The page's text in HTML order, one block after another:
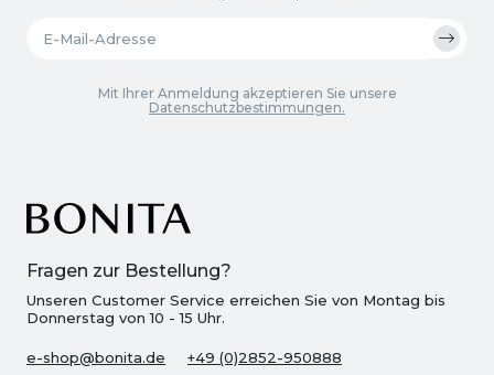
Fragen zur Bestellung?
Unseren Customer Service erreichen Sie von Montag bis
Donnerstag von 10 - 15 Uhr.
e-shop@bonita.de +49 (0)2852-950888
Mit Ihrer Anmeldung akzeptieren Sie unsere
Datenschutzbestimmungen.